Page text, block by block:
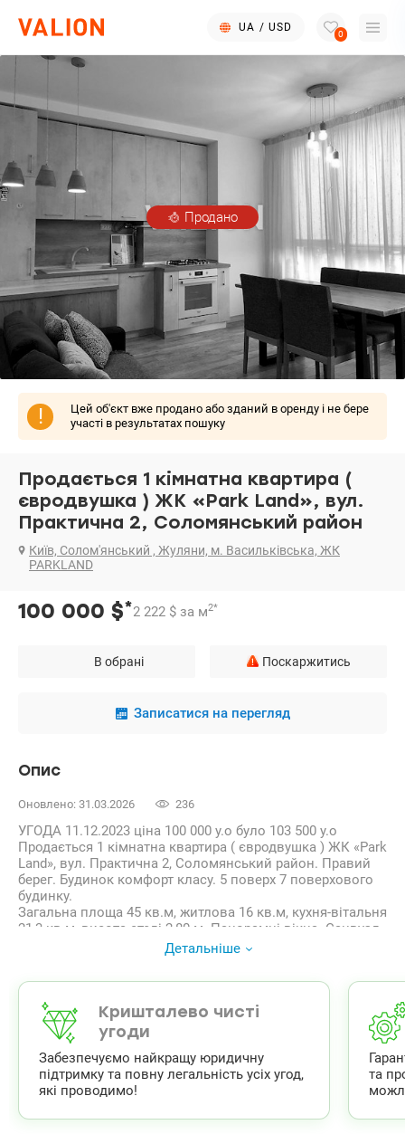
UA / USD
0
Продано
!
Цей об'єкт вже продано або зданий в оренду і не бере
участі в результатах пошуку
Продається 1 кімнатна квартира (
євродвушка ) ЖК «Park Land», вул.
Практична 2, Cоломянський район
Київ, Солом'янський , Жуляни, м. Васильківська, ЖК
PARKLAND
100 000 $*2 222 $ за м2*
В обрані Поскаржитись
Записатися на перегляд
Опис
Оновлено: 31.03.2026 236
УГОДА 11.12.2023 ціна 100 000 у.о було 103 500 у.о
Продається 1 кімнатна квартира ( євродвушка ) ЖК «Park
Land», вул. Практична 2, Соломянський район. Правий
берег. Будинок комфорт класу. 5 поверх 7 поверхового
будинку.
Загальна площа 45 кв.м, житлова 16 кв.м, кухня-вітальня
21,3 кв.м, висота стелі 2,80 м. Панорамні вікна. Санвузл
укомплектована якісними меблями та технікою. Все
продумано для комфортного проживання. Меблі з
натурального дерева. Вбудована кухня. Містка шафа-
купе. Підігрів підлоги. Індивідуальне газове опалення
(газовий котел). 2 кондиціонери. Відеодомофон.
Податки мінімальні – будинок 2018 року.
ЖК ПаркЛенд має свою інфраструктуру. Закрита
територія під цілодобовою охороною. Дитячі та
спортивні майданчики. Магазини, кафе, кав’ярні, салони
краси, зоомагазин, дитяча кімната, стоматологія і т.д.
Детальніше
Кришталево чисті
угоди
Забезпечуємо найкращу юридичну
підтримку та повну легальність усіх угод,
які проводимо!
та